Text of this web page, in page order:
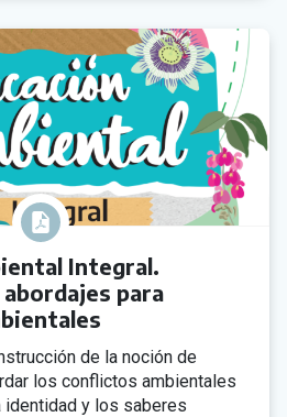
Integral.
para
de la noción de
los conflictos ambientales
identidad y los saberes